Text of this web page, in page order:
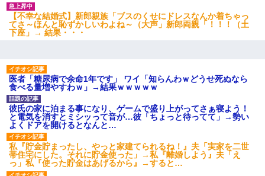
【衝撃】ヤンキー女に「サせて」って言った結果
走り回っていて…
【不幸な結婚式】新郎親族「ブスのくせにドレスなんか着ちゃっ
てさ～ほんと恥ずかしいわよね～（大声」新郎両親「！！！（土
下座」→ 結果・・・
医者「糖尿病で余命1年です」 ワイ「知らんわｗどうせ死ぬなら
食べる量増やすわｗ」→結果ｗｗｗｗｗ
彼氏の家に泊まる事になり、ゲームで盛り上がってさぁ寝よう！
と電気を消すとミシッって音が…彼「ちょっと待ってて」→勢い
よくドアを開けるとなんと…
私『貯金貯まったし、やっと家建てられるね！』夫「実家を二世
帯住宅にした。それに貯金使った」→私『離婚しよう』夫「え
っ」私『使った貯金はあげるから』→すると…